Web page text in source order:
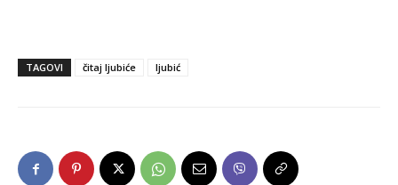
TAGOVI čitaj ljubiće ljubić